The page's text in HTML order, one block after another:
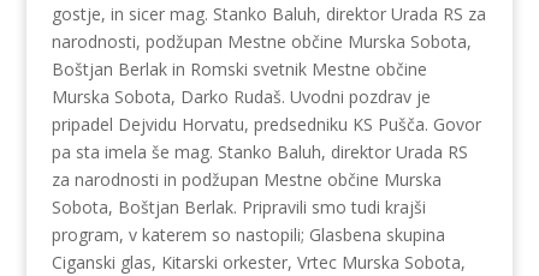
gostje, in sicer mag. Stanko Baluh, direktor Urada RS za
narodnosti, podžupan Mestne občine Murska Sobota,
Boštjan Berlak in Romski svetnik Mestne občine
Murska Sobota, Darko Rudaš. Uvodni pozdrav je
pripadel Dejvidu Horvatu, predsedniku KS Pušča. Govor
pa sta imela še mag. Stanko Baluh, direktor Urada RS
za narodnosti in podžupan Mestne občine Murska
Sobota, Boštjan Berlak. Pripravili smo tudi krajši
program, v katerem so nastopili; Glasbena skupina
Ciganski glas, Kitarski orkester, Vrtec Murska Sobota,